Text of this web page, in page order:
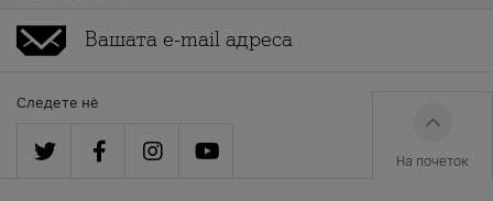
Следете нè
На почеток